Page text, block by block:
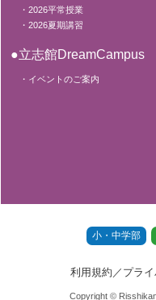
・2026平常授業
・2026夏期講習
●立志館DreamCampus
・イベントのご案内
小・中学部
利用規約／プラ
Copyright ©